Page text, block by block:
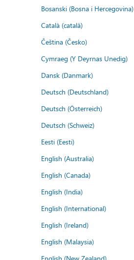
Bosanski (Bosna i Hercegovina)
Català (català)
Čeština (Česko)
Cymraeg (Y Deyrnas Unedig)
Dansk (Danmark)
Deutsch (Deutschland)
Deutsch (Österreich)
Deutsch (Schweiz)
Eesti (Eesti)
English (Australia)
English (Canada)
English (India)
English (International)
English (Ireland)
English (Malaysia)
English (New Zealand)